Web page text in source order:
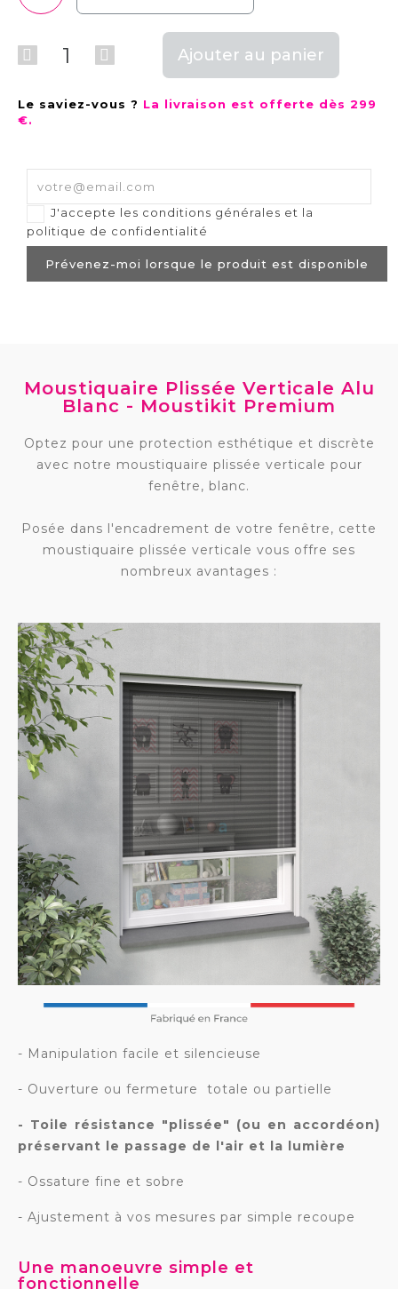
Ajouter au panier
Le saviez-vous ? La livraison est offerte dès 299
€.
J'accepte les conditions générales et la
politique de confidentialité
Prévenez-moi lorsque le produit est disponible
Moustiquaire Plissée Verticale Alu
Blanc - Moustikit Premium
Optez pour une protection esthétique et discrète
avec notre moustiquaire plissée verticale pour
fenêtre, blanc.
Posée dans l'encadrement de votre fenêtre, cette
moustiquaire plissée verticale vous offre ses
nombreux avantages :
- Manipulation facile et silencieuse
- Ouverture ou fermeture totale ou partielle
- Toile résistance "plissée" (ou en accordéon)
préservant le passage de l'air et la lumière
- Ossature fine et sobre
- Ajustement à vos mesures par simple recoupe
Une manoeuvre simple et
fonctionnelle